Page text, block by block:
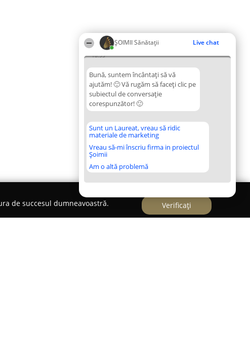
ŞOIMII Sănătații Live chat
18:55
Bună, suntem încântați să vă
ajutăm! 🙂 Vă rugăm să faceți clic pe
subiectul de conversație
corespunzător! 🙂
Sunt un Laureat, vreau să ridic
materiale de marketing
Vreau să-mi înscriu firma in proiectul
Șoimii
Am o altă problemă
de succesul dumneavoastră.
Verificați